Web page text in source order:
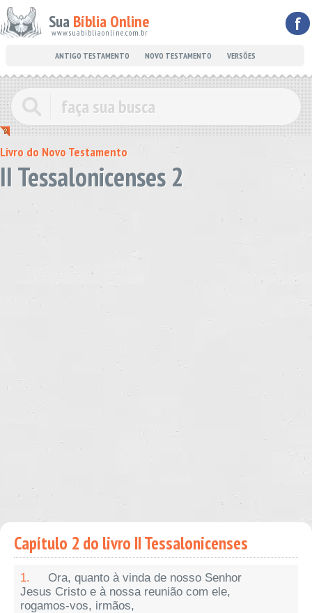
Sua Bíblia Online
www.suabibliaonline.com.br f
ANTIGO TESTAMENTO NOVO TESTAMENTO VERSÕES
Livro do Novo Testamento
II Tessalonicenses 2
Capítulo 2 do livro II Tessalonicenses
1.
Ora, quanto à vinda de nosso Senhor
Jesus Cristo e à nossa reunião com ele,
rogamos-vos, irmãos,